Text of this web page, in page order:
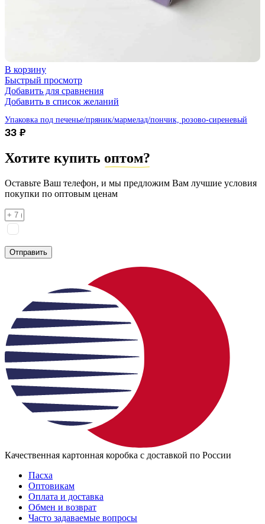
В корзину
Быстрый просмотр
Добавить для сравнения
Добавить в список желаний
Упаковка под печенье/пряник/мармелад/пончик, розово-сиреневый
33 ₽
Хотите купить оптом?
Оставьте Ваш телефон, и мы предложим Вам лучшие условия
покупки по оптовым ценам
Отправить
Качественная картонная коробка с доставкой по России
Пасха
Оптовикам
Оплата и доставка
Обмен и возврат
Часто задаваемые вопросы